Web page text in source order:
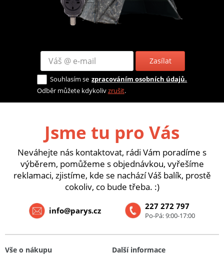
Zasílat
Souhlasím se zpracováním osobních údajů.
Odběr můžete kdykolivzrušit.
Jsme tu pro Vás
Neváhejte nás kontaktovat, rádi Vám poradíme s
výběrem, pomůžeme s objednávkou, vyřešíme
reklamaci, zjistíme, kde se nachází Váš balík, prostě
cokoliv, co bude třeba. :)
227 272 797
Po-Pá: 9:00-17:00
info@parys.cz
Vše o nákupu
Další informace